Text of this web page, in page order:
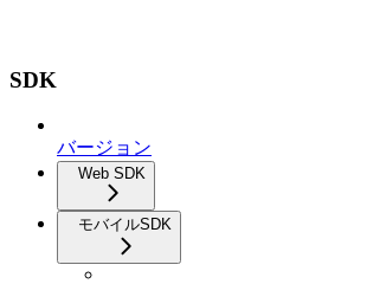
SDK
バージョン
Web SDK
モバイルSDK